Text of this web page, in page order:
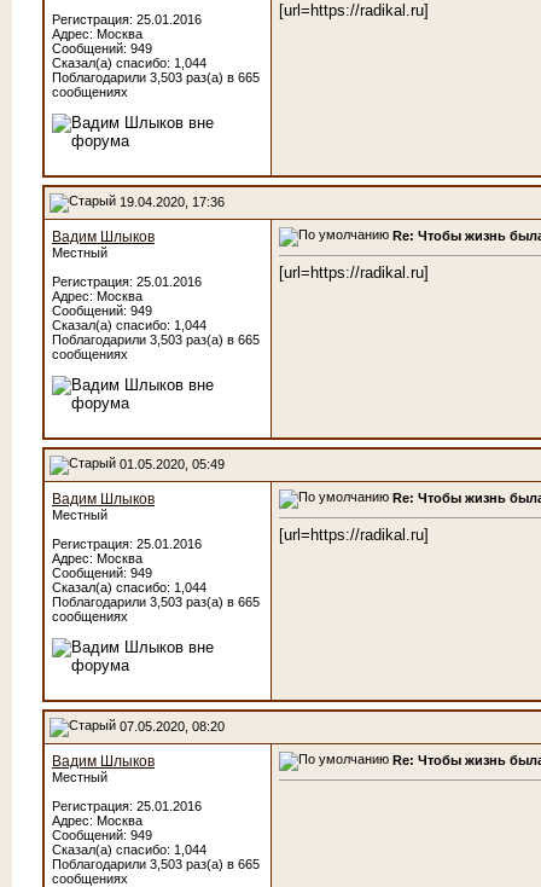
Регистрация: 25.01.2016
Адрес: Москва
Сообщений: 949
Сказал(а) спасибо: 1,044
Поблагодарили 3,503 раз(а) в 665
сообщениях
[url=https://radikal.ru]
19.04.2020, 17:36
Вадим Шлыков
Местный
Регистрация: 25.01.2016
Адрес: Москва
Сообщений: 949
Сказал(а) спасибо: 1,044
Поблагодарили 3,503 раз(а) в 665
сообщениях
Re: Чтобы жизнь
[url=https://radikal.ru]
01.05.2020, 05:49
Вадим Шлыков
Местный
Регистрация: 25.01.2016
Адрес: Москва
Сообщений: 949
Сказал(а) спасибо: 1,044
Поблагодарили 3,503 раз(а) в 665
сообщениях
Re: Чтобы жизнь
[url=https://radikal.ru]
07.05.2020, 08:20
Вадим Шлыков
Местный
Регистрация: 25.01.2016
Адрес: Москва
Сообщений: 949
Сказал(а) спасибо: 1,044
Поблагодарили 3,503 раз(а) в 665
сообщениях
Re: Чтобы жизнь